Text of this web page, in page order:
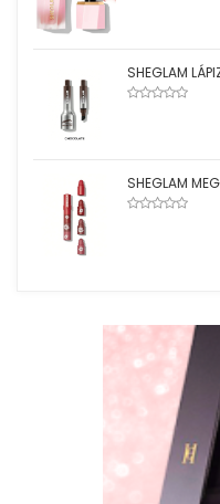
SHEGLAM
SHEGLAM